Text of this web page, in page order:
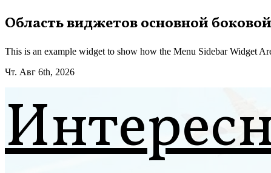
Перейти
к
Область виджетов основной
This is an example widget to show how the Menu Sidebar Widget
Чт. Авг 6th, 2026